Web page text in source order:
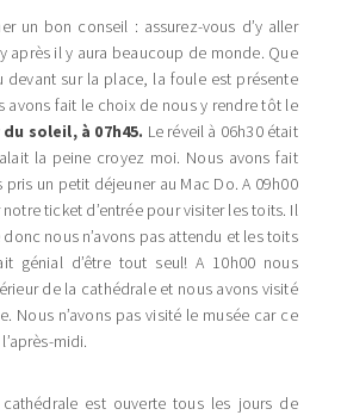
un bon conseil : assurez-vous d’y aller
après il y aura beaucoup de monde. Que
devant sur la place, la foule est présente
avons fait le choix de nous y rendre tôt le
soleil, à 07h45. Le réveil à 06h30 était
la peine croyez moi. Nous avons fait
un petit déjeuner au Mac Do. A 09h00
ticket d’entrée pour visiter les toits. Il
donc nous n’avons pas attendu et les toits
génial d’être tout seul! A 10h00 nous
de la cathédrale et nous avons visité
Nous n’avons pas visité le musée car ce
midi.
est ouverte tous les jours de